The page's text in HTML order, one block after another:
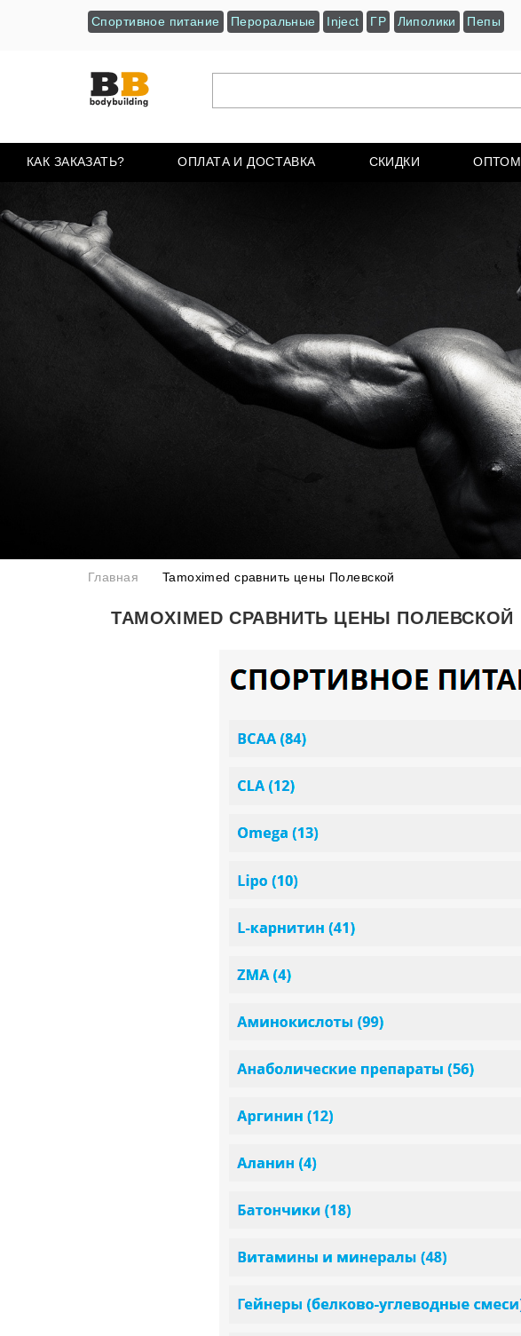
Спортивное питание Пероральные Inject ГР Липолики Пепы
КАК ЗАКАЗАТЬ? ОПЛАТА И ДОСТАВКА СКИДКИ ОПТОМ
Главная Tamoximed сравнить цены Полевской
TAMOXIMED СРАВНИТЬ ЦЕНЫ ПОЛЕВСКОЙ